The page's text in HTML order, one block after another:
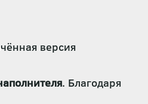
версия
. Благодаря